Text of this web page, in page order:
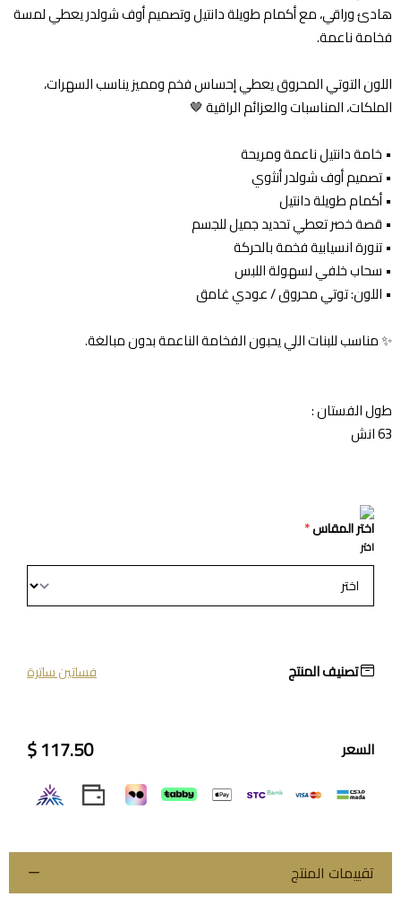
هادئ وراقي، مع أكمام طويلة دانتيل وتصميم أوف شولدر يعطي لمسة
فخامة ناعمة.
اللون التوتي المحروق يعطي إحساس فخم ومميز يناسب السهرات،
الملكات، المناسبات والعزائم الراقية 🤎
• خامة دانتيل ناعمة ومريحة
• تصميم أوف شولدر أنثوي
• أكمام طويلة دانتيل
• قصة خصر تعطي تحديد جميل للجسم
• تنورة انسيابية فخمة بالحركة
• سحاب خلفي لسهولة اللبس
• اللون: توتي محروق / عودي غامق
✨ مناسب للبنات اللي يحبون الفخامة الناعمة بدون مبالغة.
طول الفستان :
63 انش
اختر المقاس*
اختر
تصنيف المنتج فساتين ساترة
السعر 117.50 $
تقييمات المنتج